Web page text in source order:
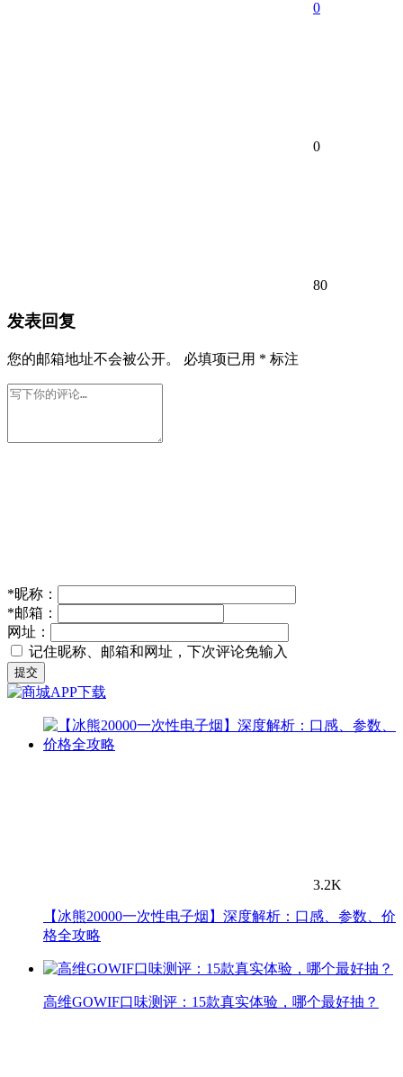
0
0
80
发表回复
您的邮箱地址不会被公开。 必填项已用 * 标注
*昵称：
*邮箱：
网址：
记住昵称、邮箱和网址，下次评论免输入
提交
3.2K
【冰熊20000一次性电子烟】深度解析：口感、参数、价
格全攻略
高维GOWIF口味测评：15款真实体验，哪个最好抽？